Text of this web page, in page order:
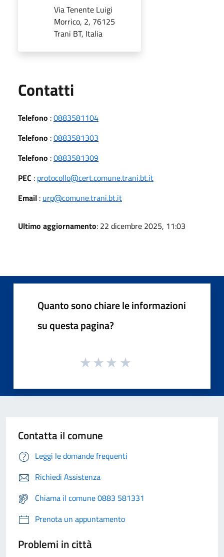
Via Tenente Luigi
Morrico, 2, 76125
Trani BT, Italia
Contatti
Telefono :0883581104
Telefono :0883581303
Telefono :0883581309
PEC : protocollo@cert.comune.trani.bt.it
Email : urp@comune.trani.bt.it
Ultimo aggiornamento: 22 dicembre 2025, 11:03
Quanto sono chiare le informazioni
su questa pagina?
Contatta il comune
Leggi le domande frequenti
Richiedi Assistenza
Chiama il comune 0883 581331
Prenota un appuntamento
Problemi in città